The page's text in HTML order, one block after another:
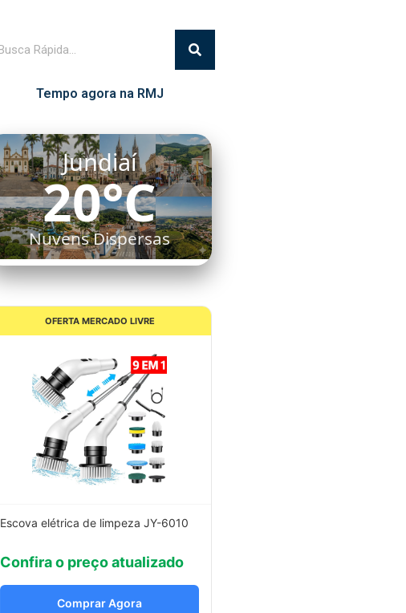
Tempo agora na RMJ
Itatiba
21°C
Nuvens Dispersas
OFERTA MERCADO LIVRE
Escova elétrica de limpeza JY-6010
Confira o preço atualizado
Comprar Agora